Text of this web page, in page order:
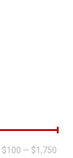
$100 — $1,750